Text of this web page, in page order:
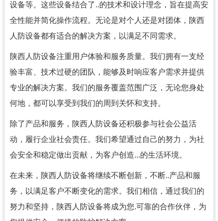
设备等。这些设备结合了..的技术和设计理念，旨在提高安
全性能并简化操作流程。无论是对个人还是对团体，陕西
人防设备都有适合的解决方案，以满足不同需求。
陕西人防设备注重用户体验和服务质量。我们拥有一支经
验丰富、技术过硬的团队，能够及时响应客户需求并提供
专业的解决方案。我们的服务覆盖范围广泛，无论您身处
何地，都可以享受到我们的周到关怀和支持。
除了产品和服务，陕西人防设备还积极参与社会公益活
动，履行企业社会责任。我们希望通过自己的努力，为社
会安全和稳定做出贡献，为客户创造...的生活环境。
在未来，陕西人防设备将继续不断创新，不断..产品和服
务，以满足客户不断变化的需求。我们相信，通过我们的
努力和坚持，陕西人防设备将成为您.可靠的合作伙伴，为